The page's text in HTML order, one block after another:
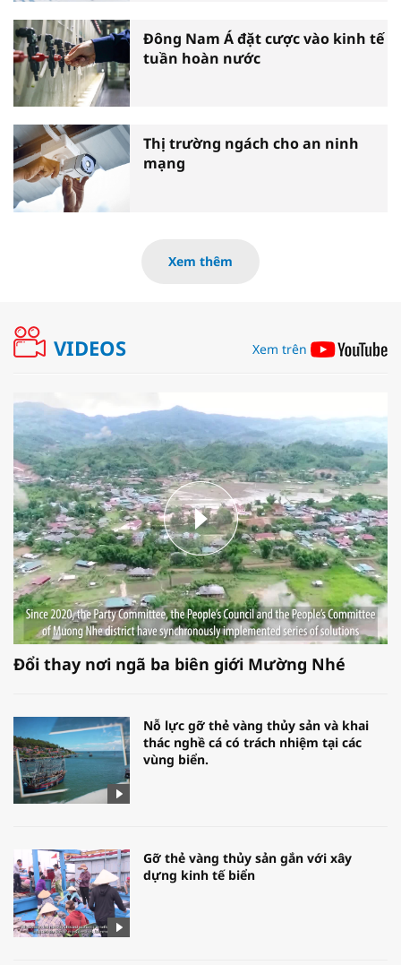
Đông Nam Á đặt cược vào kinh tế
tuần hoàn nước
Thị trường ngách cho an ninh
mạng
Xem thêm
VIDEOS Xem trên
Đổi thay nơi ngã ba biên giới Mường Nhé
Nỗ lực gỡ thẻ vàng thủy sản và khai
thác nghề cá có trách nhiệm tại các
vùng biển.
Gỡ thẻ vàng thủy sản gắn với xây
dựng kinh tế biển